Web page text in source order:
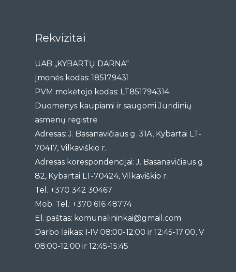
Rekvizitai
UAB „KYBARTŲ DARNA“
Įmonės kodas: 185179431
PVM mokėtojo kodas: LT851794314
Duomenys kaupiami ir saugomi Juridinių
asmenų registre
Adresas: J. Basanavičiaus g. 31A, Kybartai LT-
70417, Vilkaviškio r.
Adresas korespondencijai: J. Basanavičiaus g.
82, Kybartai LT-70424, Vilkaviškio r.
Tel. +370 342 30467
Mob. Tel.: +370 616 48774
El. paštas: komunalininkai@gmail.com
Darbo laikas: I-IV 08:00-12:00 ir 12:45-17:00, V
08:00-12:00 ir 12:45-15:45